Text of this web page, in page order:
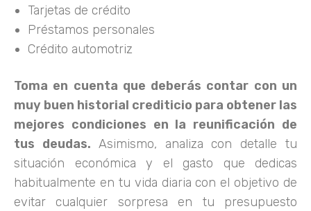
Tarjetas de crédito
Préstamos personales
Crédito automotriz
Toma en cuenta que deberás contar con un
muy buen historial crediticio para obtener las
mejores condiciones en la reunificación de
tus deudas. Asimismo, analiza con detalle tu
situación económica y el gasto que dedicas
habitualmente en tu vida diaria con el objetivo de
evitar cualquier sorpresa en tu presupuesto